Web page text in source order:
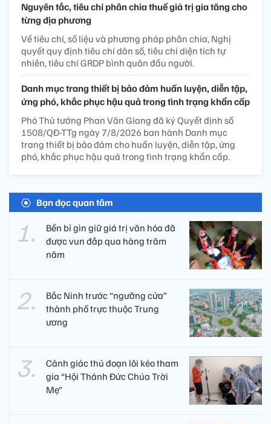
Nguyên tắc, tiêu chí phân chia thuế giá trị gia tăng cho
từng địa phương
Về tiêu chí, số liệu và phương pháp phân chia, Nghị
quyết quy định tiêu chí dân số, tiêu chí diện tích tự
nhiên, tiêu chí GRDP bình quân đầu người.
Danh mục trang thiết bị bảo đảm huấn luyện, diễn tập,
ứng phó, khắc phục hậu quả trong tình trạng khẩn cấp
Phó Thủ tướng Phan Văn Giang đã ký Quyết định số
1508/QĐ-TTg ngày 7/8/2026 ban hành Danh mục
trang thiết bị bảo đảm cho huấn luyện, diễn tập, ứng
phó, khắc phục hậu quả trong tình trạng khẩn cấp.
Bạn đọc quan tâm
Bền bỉ gìn giữ giá trị văn hóa đã
được vun đắp qua hàng trăm
năm
Bắc Ninh trước “ngưỡng cửa”
thành phố trực thuộc Trung
ương
Cảnh giác thủ đoạn lôi kéo tham
gia “Hội Thánh Đức Chúa Trời
Mẹ”